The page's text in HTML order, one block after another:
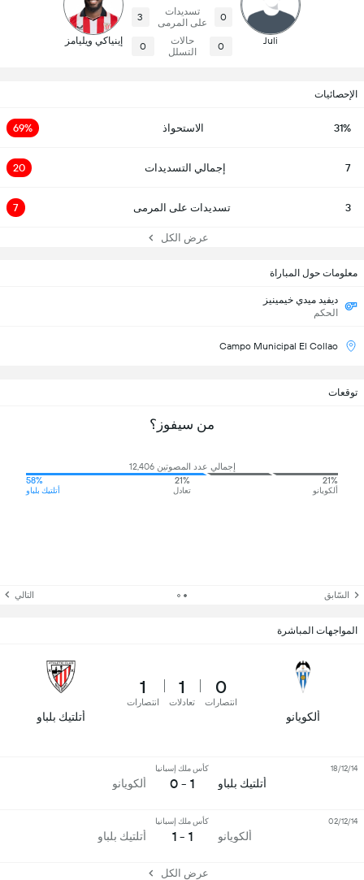
Juli
0
تسديدات
على المرمى
3
0
حالات
التسلل
0 إينياكي ويليامز
الإحصائيات
31% الاستحواذ 69%
7 إجمالي التسديدات 20
3 تسديدات على المرمى 7
عرض الكل
معلومات حول المباراة
ديفيد ميدي خيمينيز
الحكم
Campo Municipal El Collao
توقعات
من سيفوز؟
إجمالي عدد المصوتين 12,406
21%
ألكويانو
21%
تعادل
58%
أتلتيك بلباو
السّابق التالي
المواجهات المباشرة
ألكويانو
0
انتصارات
1
تعادلات
1
انتصارات
أتلتيك بلباو
أتلتيك بلباو
كأس ملك إسبانيا
1 - 0 ألكويانو
18/12/14
ألكويانو
كأس ملك إسبانيا
1 - 1 أتلتيك بلباو
02/12/14
عرض الكل